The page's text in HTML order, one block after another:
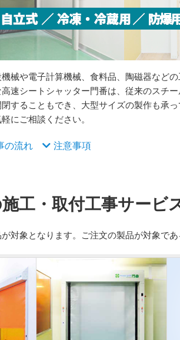
械や電子計算機械、食料品、陶磁器など
速シートシャッター門番は、従来のスチ
することもでき、大型サイズの製作も承
にご相談ください。
の流れ 注意事項
工・取付工事サービ
対象となります。ご注文の製品が対象であ